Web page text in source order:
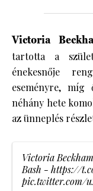
Victoria
tartotta a
énekesnője
eseményre, míg
néhány hete
az ünneplés
Victoria
Bash - https://
pic.twitter.com/